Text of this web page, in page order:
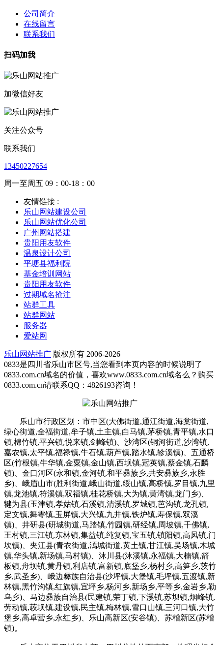
公司简介
在线留言
联系我们
扫码加我
加微信好友
关注公众号
联系我们
13450227654
周一至周五 09：00-18：00
友情链接 :
乐山网站建设公司
乐山网站优化公司
广州网站搭建
贵阳用友软件
温泉设计公司
平塘县福利院
基金培训网站
贵阳用友软件
过期域名抢注
站群工具
站群网站
服务器
爱站网
乐山网站推广 版权所有 2006-2026
0833是四川省乐山市区号,当您看到本页内容的时候说明了
0833.com.cn域名的价值，喜欢www.0833.com.cn域名么？购买
0833.com.cn请联系QQ：4826193咨询！
乐山市行政区划：市中区(大佛街道,通江街道,海棠街道,
绿心街道,全福街道,牟子镇,土主镇,白马镇,茅桥镇,青平镇,水口
镇,棉竹镇,平兴镇,悦来镇,剑峰镇)、沙湾区(铜河街道,沙湾镇,
嘉农镇,太平镇,福禄镇,牛石镇,葫芦镇,踏水镇,轸溪镇)、五通桥
区(竹根镇,牛华镇,金粟镇,金山镇,西坝镇,冠英镇,蔡金镇,石麟
镇)、金口河区(永和镇,金河镇,和平彝族乡,共安彝族乡,永胜
乡)、峨眉山市(胜利街道,峨山街道,绥山镇,高桥镇,罗目镇,九里
镇,龙池镇,符溪镇,双福镇,桂花桥镇,大为镇,黄湾镇,龙门乡)、
犍为县(玉津镇,孝姑镇,石溪镇,清溪镇,罗城镇,芭沟镇,龙孔镇,
定文镇,舞雩镇,玉屏镇,大兴镇,九井镇,铁炉镇,寿保镇,双溪
镇)、井研县(研城街道,马踏镇,竹园镇,研经镇,周坡镇,千佛镇,
王村镇,三江镇,东林镇,集益镇,纯复镇,宝五镇,镇阳镇,高凤镇,门
坎镇)、夹江县(青衣街道,漹城街道,黄土镇,甘江镇,吴场镇,木城
镇,华头镇,新场镇,马村镇)、沐川县(沐溪镇,永福镇,大楠镇,箭
板镇,舟坝镇,黄丹镇,利店镇,富新镇,底堡乡,杨村乡,高笋乡,茨竹
乡,武圣乡)、峨边彝族自治县(沙坪镇,大堡镇,毛坪镇,五渡镇,新
林镇,黑竹沟镇,红旗镇,宜坪乡,杨河乡,新场乡,平等乡,金岩乡,勒
乌乡)、马边彝族自治县(民建镇,荣丁镇,下溪镇,苏坝镇,烟峰镇,
劳动镇,荍坝镇,建设镇,民主镇,梅林镇,雪口山镇,三河口镇,大竹
堡乡,高卓营乡,永红乡)、乐山高新区(安谷镇)、苏稽新区(苏稽
镇)。